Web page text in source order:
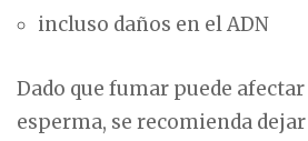
incluso daños en el ADN
Dado que fumar puede
esperma, se recomienda